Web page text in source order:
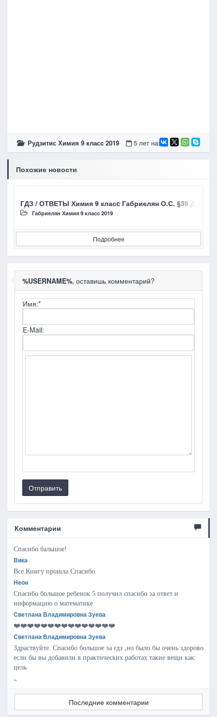
Рудзитис Химия 9 класc 2019 5 лет назад
Похожие новости
ГДЗ / ОТВЕТЫ Химия 9 класc Габриелян О.С. §39
Габриелян Химия 9 класc 2019
Подробнее
%USERNAME%, оставишь комментарий?
Имя:*
E-Mail:
Отправить
Комментарии
Спасибо бальшое!
Вика
Все.Книгу прошла.Спасибо.
Неон
Спасибо большое ребенок 5 получил спасибо за ответ и
информацию о математике
Светлана Владимировна Зуева
❤️❤️❤️❤️❤️❤️❤️❤️❤️❤️❤️❤️❤️❤️❤️
Светлана Владимировна Зуева
Здраствуйте. Спасибо большое за гдз ,но было бы очень здорово
если бы вы добавили в практических работах такие вещи как:
цель
..
Последние комментарии